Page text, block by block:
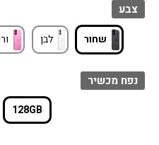
צבע
שחור לבן
נפח מכשיר
128GB